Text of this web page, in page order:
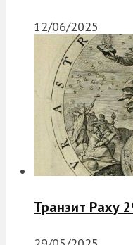
12/06/2025
Транзит Раху